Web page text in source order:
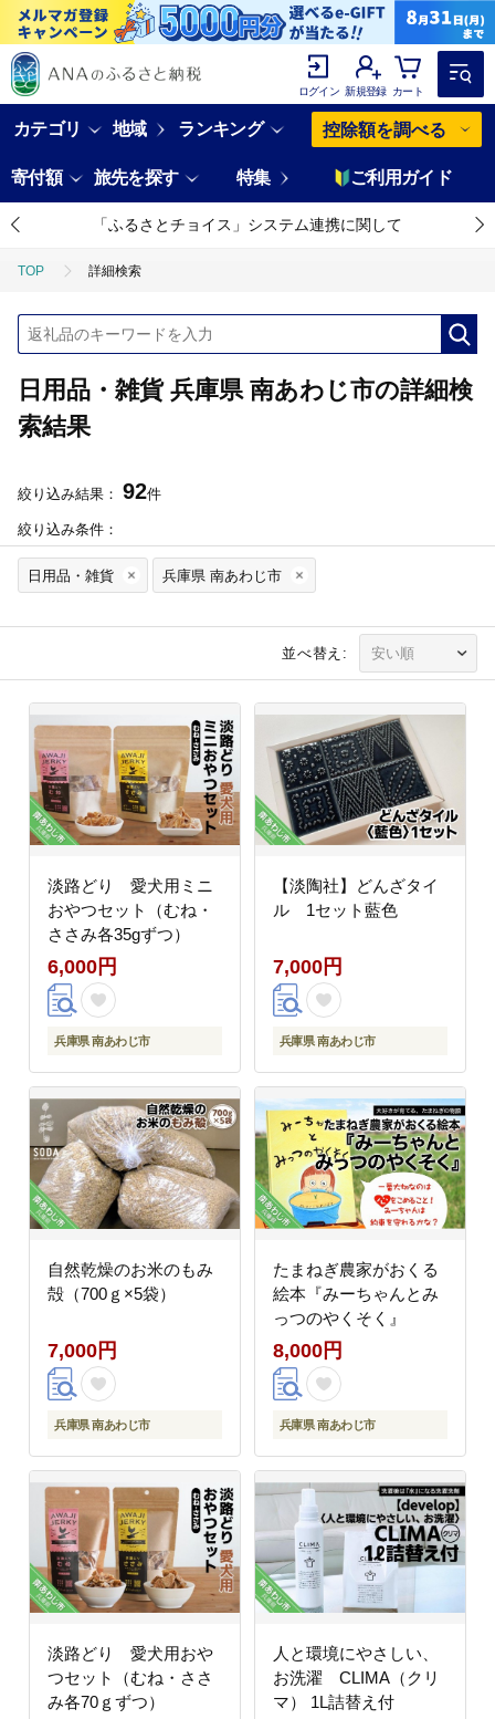
ログイン 新規登録 カート
カテゴリ 地域 ランキング 控除額を調べる
寄付額 旅先を探す 特集 ご利用ガイド
「ふるさとチョイス」システム連携に関して
TOP 詳細検索
日用品・雑貨 兵庫県 南あわじ市の詳細検
索結果
絞り込み結果： 92件
絞り込み条件：
日用品・雑貨 兵庫県 南あわじ市
並べ替え:
淡路どり 愛犬用ミニ
おやつセット（むね・
ささみ各35gずつ）
6,000円
兵庫県 南あわじ市
【淡陶社】どんざタイ
ル 1セット藍色
7,000円
兵庫県 南あわじ市
自然乾燥のお米のもみ
殻（700ｇ×5袋）
7,000円
兵庫県 南あわじ市
たまねぎ農家がおくる
絵本『みーちゃんとみ
っつのやくそく』
8,000円
兵庫県 南あわじ市
淡路どり 愛犬用おや
つセット（むね・ささ
み各70ｇずつ）
人と環境にやさしい、
お洗濯 CLIMA（クリ
マ） 1L詰替え付